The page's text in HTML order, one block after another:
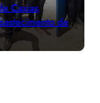
Caxias
de